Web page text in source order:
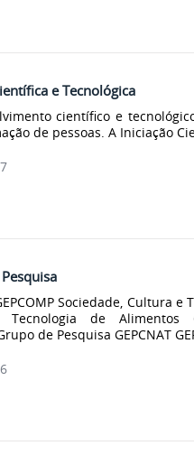
e Tecnológica
científico e
de pessoas. A Iniciação
Sociedade, Cultura e
Tecnologia de Alimentos
de Pesquisa GEPCNAT